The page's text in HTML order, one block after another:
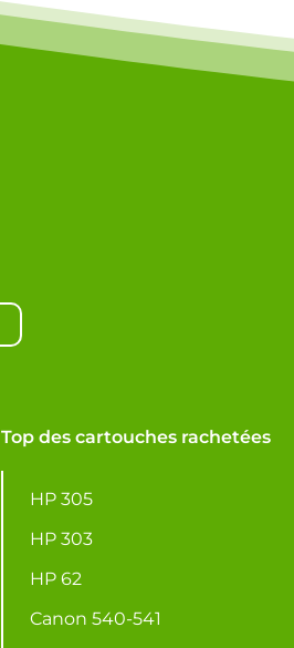
Top des cartouches rachetées
HP 305
HP 303
HP 62
Canon 540-541